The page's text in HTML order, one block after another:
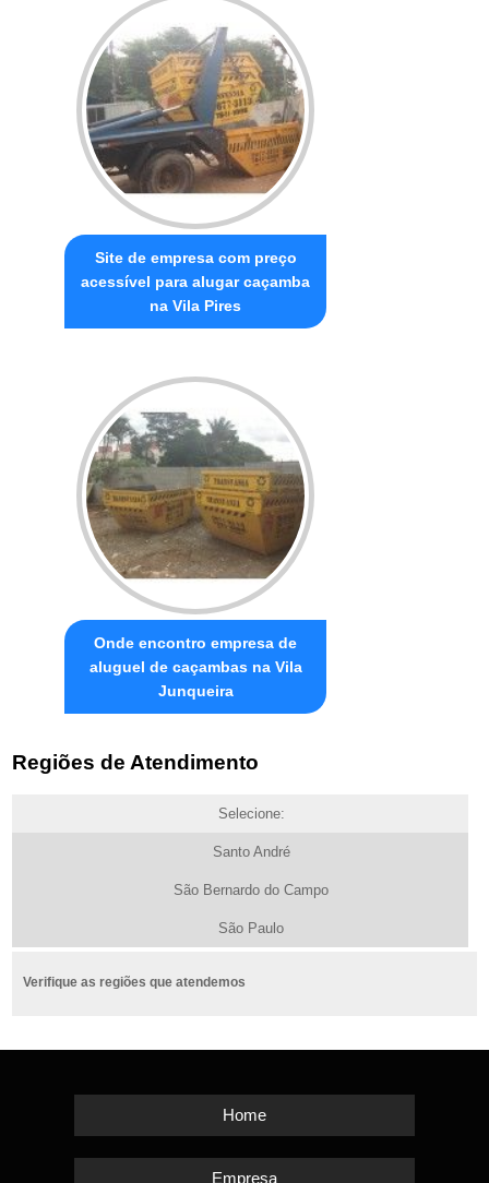
Site de empresa com preço
acessível para alugar caçamba
na Vila Pires
Onde encontro empresa de
aluguel de caçambas na Vila
Junqueira
Regiões de Atendimento
Selecione:
Santo André
São Bernardo do Campo
São Paulo
Verifique as regiões que atendemos
Home
Empresa